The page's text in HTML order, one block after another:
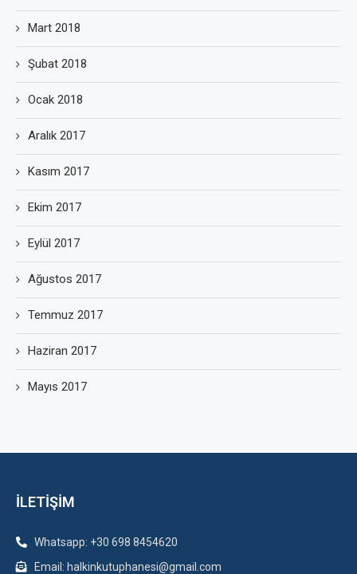
Mart 2018
Şubat 2018
Ocak 2018
Aralık 2017
Kasım 2017
Ekim 2017
Eylül 2017
Ağustos 2017
Temmuz 2017
Haziran 2017
Mayıs 2017
İLETİŞİM
Whatsapp: +30 698 8454620
Email: halkinkutuphanesi@gmail.com